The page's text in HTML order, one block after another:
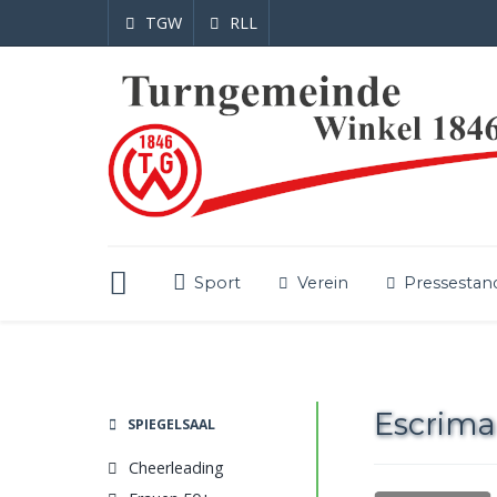
TGW RLL
Sport Verein
SPIEGELSAAL
Cheerleading
Escrima